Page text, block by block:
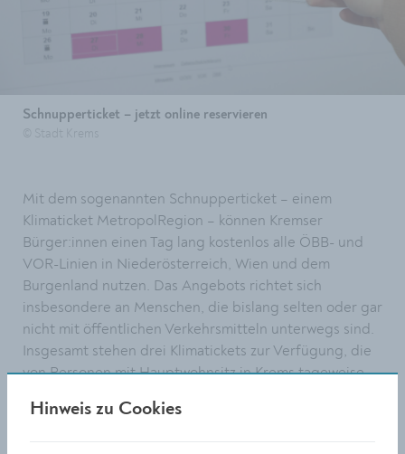
Schnupperticket – jetzt online reservieren
Mit dem sogenannten Schnupperticket – einem
Klimaticket MetropolRegion – können Kremser
Bürger:innen einen Tag lang kostenlos alle ÖBB- und
VOR-Linien in Niederösterreich, Wien und dem
Burgenland nutzen. Das Angebots richtet sich
insbesondere an Menschen, die bislang selten oder gar
nicht mit öffentlichen Verkehrsmitteln unterwegs sind.
Insgesamt stehen drei Klimatickets zur Verfügung, die
von Personen mit Hauptwohnsitz in Krems tageweise
Hinweis zu Cookies